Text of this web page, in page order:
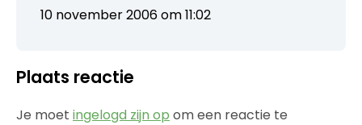
10 november 2006 om 11:02
Plaats reactie
Je moet ingelogd zijn op om een reactie te